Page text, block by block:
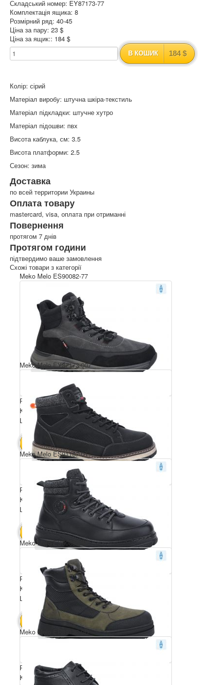
Складський номер: EY87173-77
Комплектація ящика: 8
Розмірний ряд: 40-45
Ціна за пару: 23 $
Ціна за ящик:: 184 $
В КОШИК 184 $
Колір: сірий
Матеріал виробу: штучна шкіра-текстиль
Матеріал підкладки: штучне хутро
Матеріал підошви: пвх
Висота каблука, см: 3.5
Висота платформи: 2.5
Сезон: зима
Доставка
по всей территории Украины
Оплата товару
mastercard, visa, оплата при отриманні
Повернення
протягом 7 днів
Протягом години
підтвердимо ваше замовлення
Схожі товари з категорії
Meko Melo ES90082-77
Розмірний ряд: 40-45
Комплектація ящика: 8
Ціна за пару: 23 $
В КОШИК 184 $
Meko Melo EY87173-007
Розмірний ряд: 40-45
Комплектація ящика: 8
Ціна за пару: 23 $
В КОШИК 184 $
Meko Melo ES91187-0T
Розмірний ряд: 40-45
Комплектація ящика: 8
Ціна за пару: 23 $
В КОШИК 184 $
Meko Melo ES90885-9B
Розмірний ряд: 40-45
Комплектація ящика: 8
Meko Melo ER89152-0D